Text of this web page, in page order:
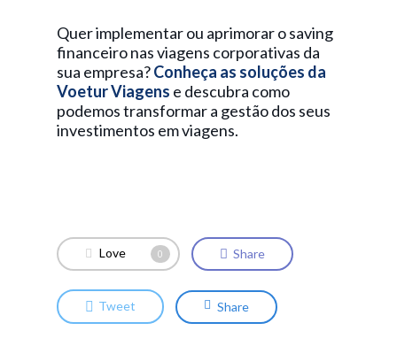
Quer implementar ou aprimorar o saving
financeiro nas viagens corporativas da
sua empresa?Conheça as soluções da
Voetur Viagens e descubra como
podemos transformar a gestão dos seus
investimentos em viagens.
Love 0 Share
Tweet Share